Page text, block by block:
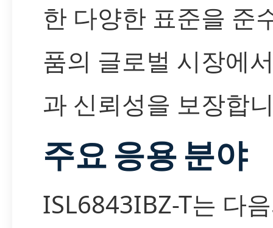
한 다양한 표준을 준
품의 글로벌 시장에
과 신뢰성을 보장합
주요 응용 분야
ISL6843IBZ-T는 다